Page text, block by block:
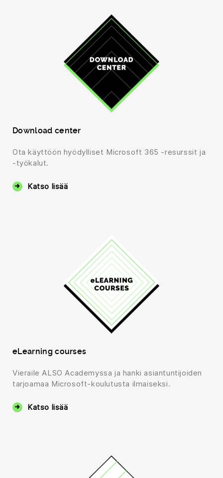
Download center
Ota käyttöön hyödylliset Microsoft 365 -resurssit ja
-työkalut.
Katso lisää
eLearning courses
Vieraile ALSO Academyssa ja hanki asiantuntijoiden
tarjoamaa Microsoft-koulutusta ilmaiseksi.
Katso lisää